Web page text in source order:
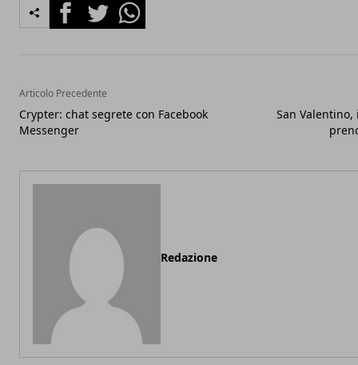
FacebookTwitterWhatsapp
Articolo Precedente
Crypter: chat segrete con Facebook
Messenger
San
Redazione